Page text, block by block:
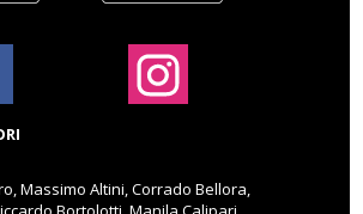
Massimo Altini, Corrado Bellora,